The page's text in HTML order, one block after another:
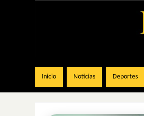
Inicio Noticias Deportes